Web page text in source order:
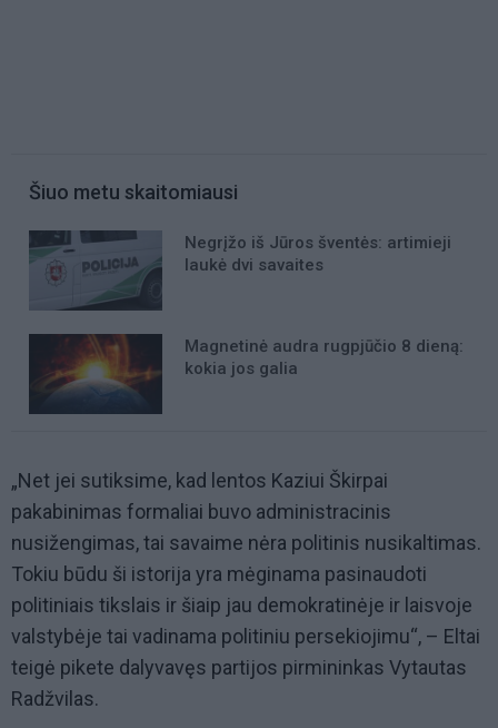
Šiuo metu skaitomiausi
Negrįžo iš Jūros šventės: artimieji
laukė dvi savaites
Magnetinė audra rugpjūčio 8 dieną:
kokia jos galia
„Net jei sutiksime, kad lentos Kaziui Škirpai
pakabinimas formaliai buvo administracinis
nusižengimas, tai savaime nėra politinis nusikaltimas.
Tokiu būdu ši istorija yra mėginama pasinaudoti
politiniais tikslais ir šiaip jau demokratinėje ir laisvoje
valstybėje tai vadinama politiniu persekiojimu“, – Eltai
teigė pikete dalyvavęs partijos pirmininkas Vytautas
Radžvilas.